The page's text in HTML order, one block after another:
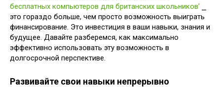
бесплатных компьютеров для британских школьников’
это гораздо больше, чем просто возможность выиграть
финансирование. Это инвестиция в ваши навыки, знания и
будущее. Давайте разберемся, как максимально
эффективно использовать эту возможность в
долгосрочной перспективе.
Развивайте свои навыки непрерывно